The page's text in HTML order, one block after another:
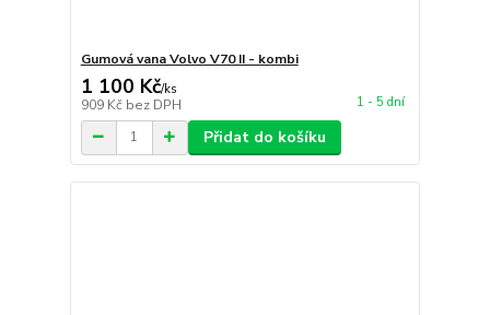
Gumová vana Volvo V70 II - kombi
1 100 Kč/ks
909 Kč bez DPH 1 - 5 dní
Přidat do košíku